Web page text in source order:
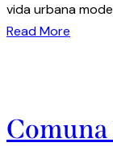
vida urbana
Read More